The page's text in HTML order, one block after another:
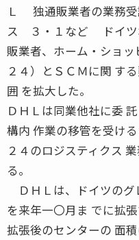
Ｌ 独通販業者の業務
ス ３・１など ドイツ
販業者、ホーム・ショ
２４）とＳＣＭに関 す
囲 を拡大した。
ＤＨＬは同業他社に委
構内 作業の移管を受け
２４のロジスティクス
る。
ＤＨＬは、ドイツのグ
を来年一〇月ま でに拡張
拡張後のセンターの 面